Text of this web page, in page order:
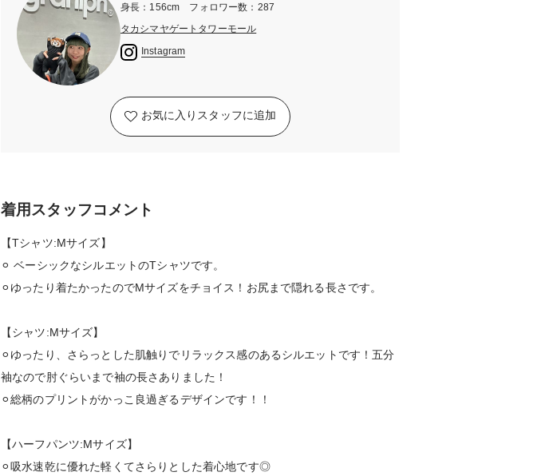
身長：156cm フォロワー数：287
タカシマヤゲートタワーモール
Instagram
お気に入りスタッフに追加
着用スタッフコメント
【Tシャツ:Mサイズ】
⚪︎ ベーシックなシルエットのTシャツです。
⚪︎ゆったり着たかったのでMサイズをチョイス！お尻まで隠れる長さです。
【シャツ:Mサイズ】
⚪︎ゆったり、さらっとした肌触りでリラックス感のあるシルエットです！五分
袖なので肘ぐらいまで袖の長さありました！
⚪︎総柄のプリントがかっこ良過ぎるデザインです！！
【ハーフパンツ:Mサイズ】
⚪︎吸水速乾に優れた軽くてさらりとした着心地です◎